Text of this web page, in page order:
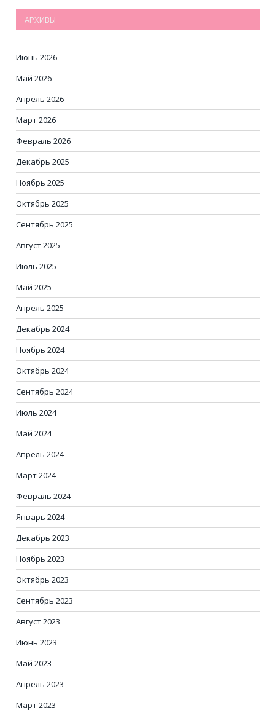
АРХИВЫ
Июнь 2026
Май 2026
Апрель 2026
Март 2026
Февраль 2026
Декабрь 2025
Ноябрь 2025
Октябрь 2025
Сентябрь 2025
Август 2025
Июль 2025
Май 2025
Апрель 2025
Декабрь 2024
Ноябрь 2024
Октябрь 2024
Сентябрь 2024
Июль 2024
Май 2024
Апрель 2024
Март 2024
Февраль 2024
Январь 2024
Декабрь 2023
Ноябрь 2023
Октябрь 2023
Сентябрь 2023
Август 2023
Июнь 2023
Май 2023
Апрель 2023
Март 2023